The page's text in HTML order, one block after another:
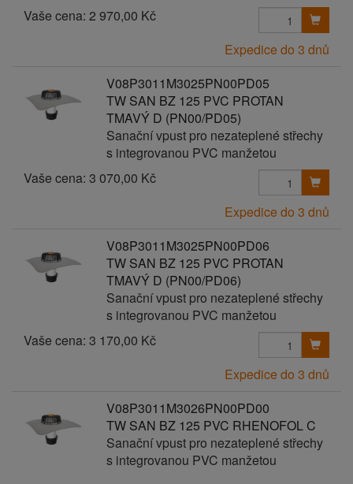
Vaše cena: 2 970,00 Kč
Expedice do 3 dnů
V08P3011M3025PN00PD05
TW SAN BZ 125 PVC PROTAN
TMAVÝ D (PN00/PD05)
Sanační vpust pro nezateplené střechy
s integrovanou PVC manžetou
Vaše cena: 3 070,00 Kč
Expedice do 3 dnů
V08P3011M3025PN00PD06
TW SAN BZ 125 PVC PROTAN
TMAVÝ D (PN00/PD06)
Sanační vpust pro nezateplené střechy
s integrovanou PVC manžetou
Vaše cena: 3 170,00 Kč
Expedice do 3 dnů
V08P3011M3026PN00PD00
TW SAN BZ 125 PVC RHENOFOL C
Sanační vpust pro nezateplené střechy
s integrovanou PVC manžetou